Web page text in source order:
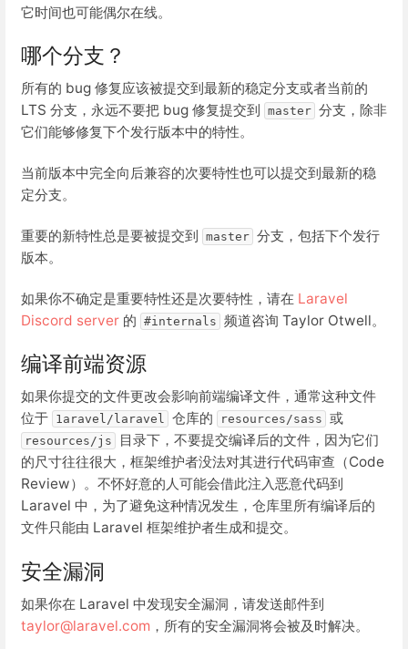
它时间也可能偶尔在线。
哪个分支？
所有的 bug 修复应该被提交到最新的稳定分支或者当前的
LTS 分支，永远不要把 bug 修复提交到 master 分支，除非
它们能够修复下个发行版本中的特性。
当前版本中完全向后兼容的次要特性也可以提交到最新的稳
定分支。
重要的新特性总是要被提交到 master 分支，包括下个发行
版本。
如果你不确定是重要特性还是次要特性，请在 Laravel
Discord server 的 #internals 频道咨询 Taylor Otwell。
编译前端资源
如果你提交的文件更改会影响前端编译文件，通常这种文件
位于 1aravel/laravel 仓库的 resources/sass 或
resources/js
目录下，不要提交编译后的文件，因为它们
的尺寸往往很大，框架维护者没法对其进行代码审查（Code
Review）。不怀好意的人可能会借此注入恶意代码到
Laravel 中，为了避免这种情况发生，仓库里所有编译后的
文件只能由 Laravel 框架维护者生成和提交。
安全漏洞
如果你在 Laravel 中发现安全漏洞，请发送邮件到
taylor@laravel.com ，所有的安全漏洞将会被及时解决。